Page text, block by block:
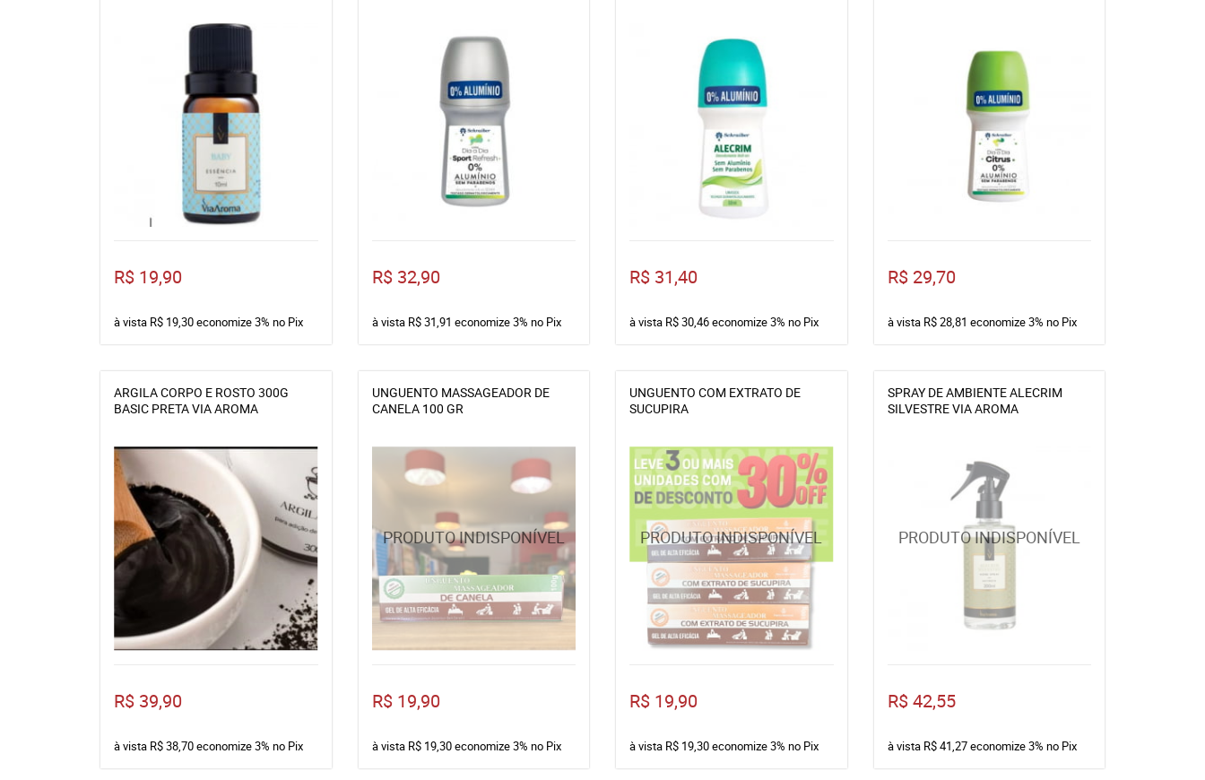
R$ 19,90
à vista R$ 19,30economize3% no Pix
R$ 32,90
à vista R$ 31,91 economize3% no Pix
R$ 31,40
à vista R$ 30,46economize3% no Pix
R$ 29,70
à vista R$ 28,81 economize3% no Pix
ARGILA CORPO E ROSTO 300G
BASIC PRETA VIA AROMA
R$ 39,90
à vista R$ 38,70economize3% no Pix
UNGUENTO MASSAGEADOR DE
CANELA 100 GR
R$ 19,90
à vista R$ 19,30economize3% no Pix
UNGUENTO COM EXTRATO DE
SUCUPIRA
R$ 19,90
à vista R$ 19,30economize3% no Pix
SPRAY DE AMBIENTE ALECRIM
SILVESTRE VIA AROMA
R$ 42,55
à vista R$ 41,27economize3% no Pix